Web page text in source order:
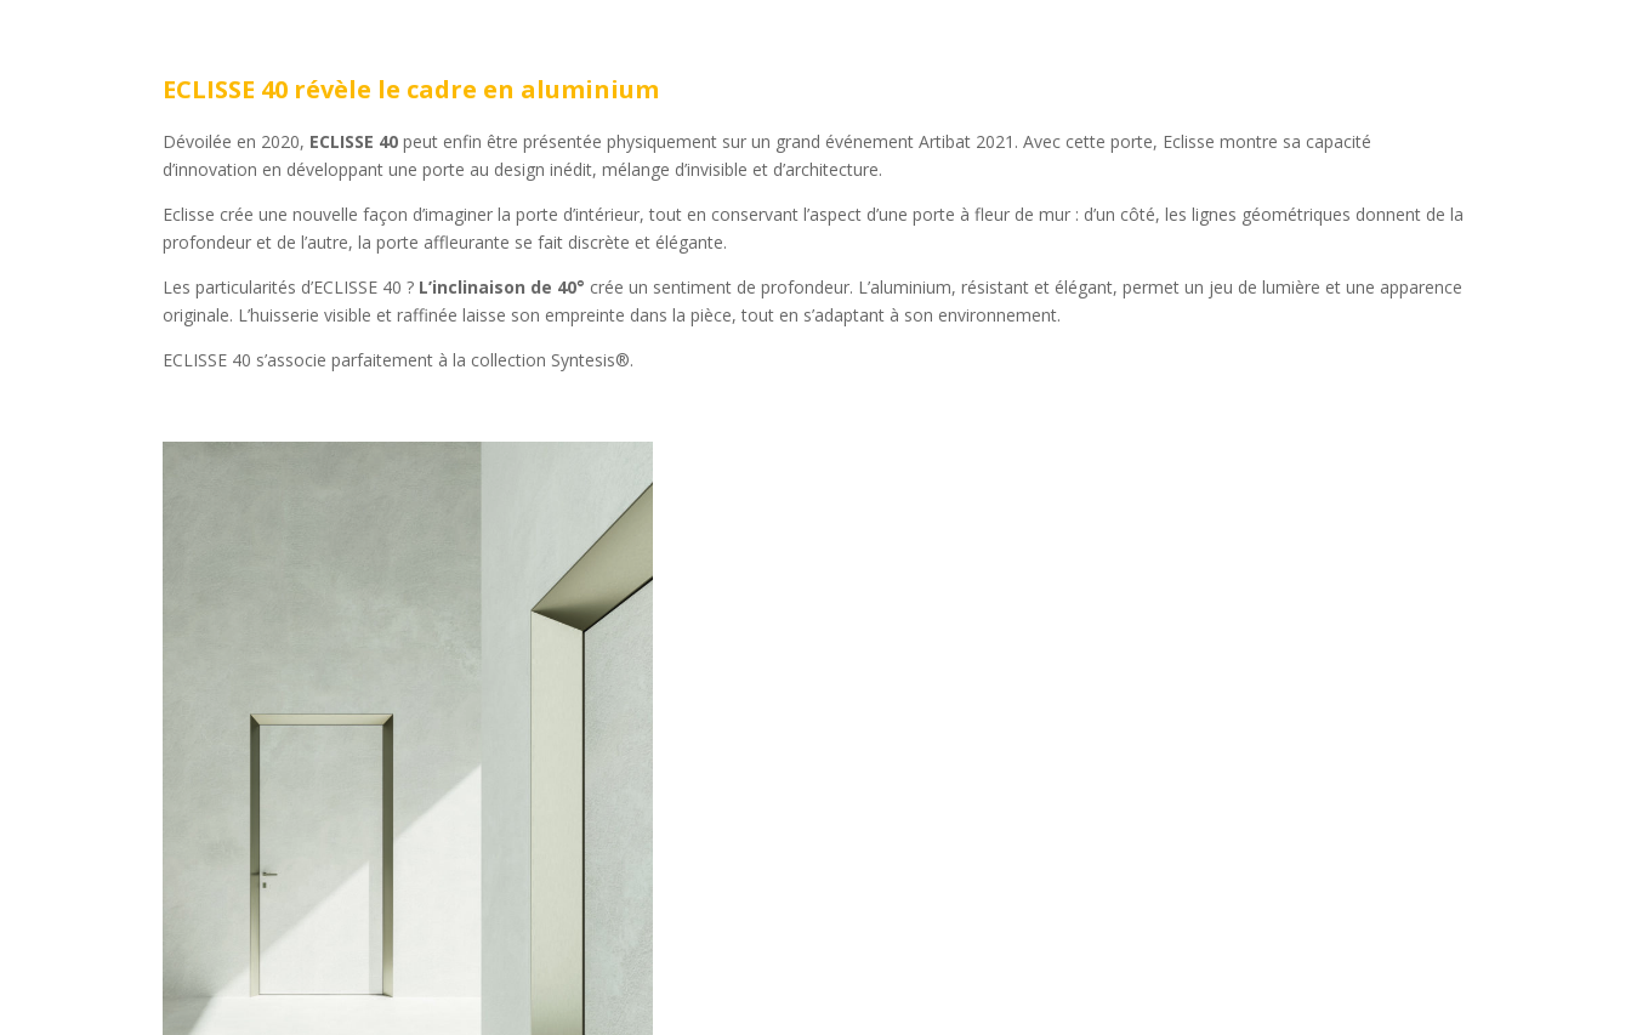
ECLISSE 40 révèle le cadre en aluminium
Dévoilée en 2020, ECLISSE 40 peut enfin être présentée physiquement sur un grand événement Artibat 2021. Avec cette porte, Eclisse montre sa capacité
d’innovation en développant une porte au design inédit, mélange d’invisible et d’architecture.
Eclisse crée une nouvelle façon d’imaginer la porte d’intérieur, tout en conservant l’aspect d’une porte à fleur de mur : d’un côté, les lignes géométriques donnent de la
profondeur et de l’autre, la porte affleurante se fait discrète et élégante.
Les particularités d’ECLISSE 40 ? L’inclinaison de 40° crée un sentiment de profondeur. L’aluminium, résistant et élégant, permet un jeu de lumière et une apparence
originale. L’huisserie visible et raffinée laisse son empreinte dans la pièce, tout en s’adaptant à son environnement.
ECLISSE 40 s’associe parfaitement à la collection Syntesis®.